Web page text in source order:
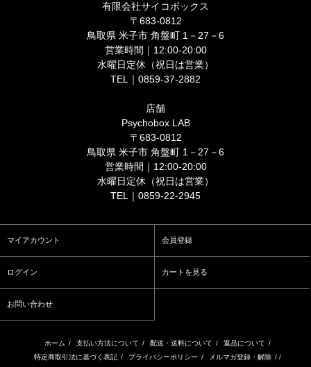
有限会社サイコボックス
〒683-0812
鳥取県 米子市 角盤町 1－27－6
営業時間｜12:00-20:00
水曜日定休（祝日は営業）
TEL｜0859-37-2882
店舗
Psychobox LAB
〒683-0812
鳥取県 米子市 角盤町 1－27－6
営業時間｜12:00-20:00
水曜日定休（祝日は営業）
TEL｜0859-22-2945
マイアカウント 会員登録
ログイン カートを見る
お問い合わせ
ホーム / 支払い方法について / 配送・送料について / 返品について /
特定商取引法に基づく表記 / プライバシーポリシー / メルマガ登録・解除 / /